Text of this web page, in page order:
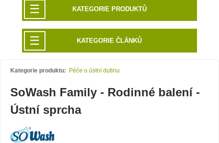
☰ KATEGORIE PRODUKTŮ
☰ KATEGORIE ČLÁNKŮ
Kategorie produktu: Péče o ústní dutinu
SoWash Family - Rodinné balení -
Ústní sprcha